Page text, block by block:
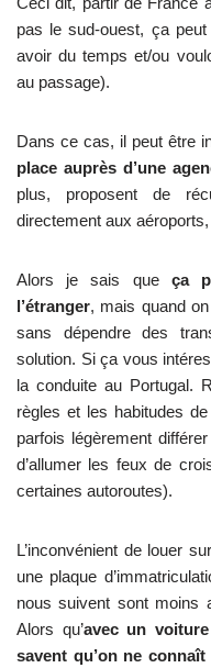
pas le sud-ouest, ça
avoir du temps et/ou
au passage).
Dans ce cas, il peut être
place auprès d’une
plus, proposent de
directement aux aéroports,
Alors je sais que ça
l’étranger, mais quand
sans dépendre des
solution. Si ça vous
la conduite au Portugal.
règles et les habitudes
parfois légèrement
d’allumer les feux de
certaines autoroutes).
L’inconvénient de louer
une plaque
nous suivent sont moins
Alors qu’avec un
savent qu’on ne